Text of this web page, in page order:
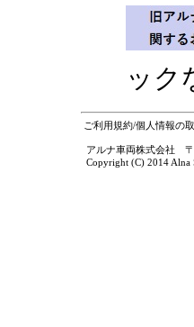
ック
ご利用規約/個人情報の
アルナ車両株式会社 〒
Copyright (C) 2014 Alna